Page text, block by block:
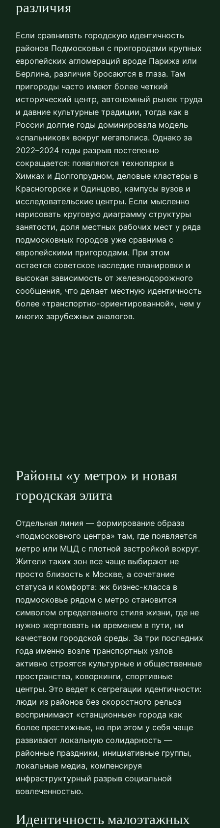
различия
Если сравнивать городскую идентичность
районов Подмосковья с пригородами крупных
европейских агломераций вроде Парижа или
Берлина, различия бросаются в глаза. Там
пригороды часто имеют более четкий
исторический центр, автономный рынок труда
и давние культурные традиции, тогда как в
России долгие годы доминировала модель
«спальников» вокруг мегаполиса. Однако за
2022–2024 годы разрыв постепенно
сокращается: появляются технопарки в
Химках и Долгопрудном, деловые кластеры в
Красногорске и Одинцово, кампусы вузов и
исследовательские центры. Если мысленно
нарисовать круговую диаграмму структуры
занятости, доля местных рабочих мест у ряда
подмосковных городов уже сравнима с
европейскими пригородами. При этом
остается советское наследие планировки и
высокая зависимость от железнодорожного
сообщения, что делает местную идентичность
более «транспортно-ориентированной», чем у
многих зарубежных аналогов.
Районы «у метро» и новая
городская элита
Отдельная линия — формирование образа
«подмосковного центра» там, где появляется
метро или МЦД с плотной застройкой вокруг.
Жители таких зон все чаще выбирают не
просто близость к Москве, а сочетание
статуса и комфорта: жк бизнес-класса в
подмосковье рядом с метро становится
символом определенного стиля жизни, где не
нужно жертвовать ни временем в пути, ни
качеством городской среды. За три последних
года именно возле транспортных узлов
активно строятся культурные и общественные
пространства, коворкинги, спортивные
центры. Это ведет к сегрегации идентичности:
люди из районов без скоростного рельса
воспринимают «станционные» города как
более престижные, но при этом у себя чаще
развивают локальную солидарность —
районные праздники, инициативные группы,
локальные медиа, компенсируя
инфраструктурный разрыв социальной
вовлеченностью.
Идентичность малоэтажных